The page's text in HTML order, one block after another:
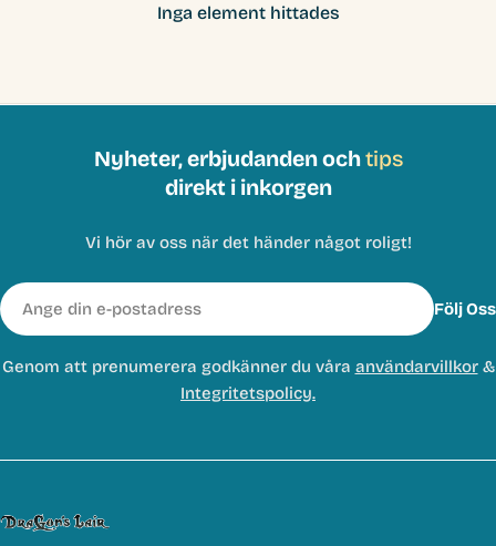
Inga element hittades
Nyheter, erbjudanden ochtips
direkt i inkorgen
Vi hör av oss när det händer något roligt!
E-
post
Följ Oss
Genom att prenumerera godkänner du våra användarvillkor&
Integritetspolicy.